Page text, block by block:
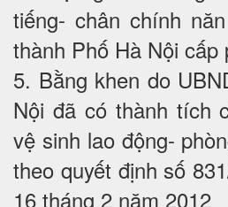
tiếng- chân chính
thành Phố Hà Nội
5. Bằng khen do
Nội đã có thành tích
vệ sinh lao động-
theo quyết định số
16 tháng 2 năm 2012